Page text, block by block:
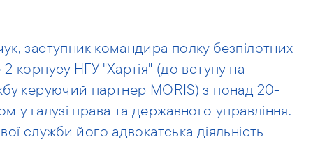
заступник командира полку безпілотних
корпусу НГУ "Хартія" (до вступу на
керуючий партнер MORIS) з понад 20-
у галузі права та державного управління.
служби його адвокатська діяльність